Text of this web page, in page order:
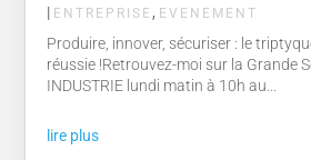
| ENTREPRISE , EVENEMENT
Produire, innover, sécuriser : le
réussie !Retrouvez-moi sur la Grande
INDUSTRIE lundi matin à 10h au...
lire plus